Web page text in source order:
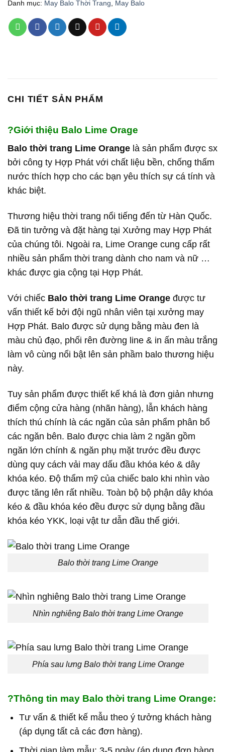
Danh mục: May Balo Thời Trang May Balo
CHI TIẾT SẢN PHẨM
?Giới thiệu Balo Lime Orage
Balo thời trang Lime Orange là sản phẩm được sx
bởi công ty Hợp Phát với chất liệu bền, chống thấm
nước thích hợp cho các bạn yêu thích sự cá tính và
khác biệt.
Thương hiệu thời trang nổi tiếng đến từ Hàn Quốc.
Đã tin tưởng và đặt hàng tại Xưởng may Hợp Phát
của chúng tôi. Ngoài ra, Lime Orange cung cấp rất
nhiều sản phẩm thời trang dành cho nam và nữ …
khác được gia cộng tại Hợp Phát.
Với chiếc Balo thời trang Lime Orange được tư
vấn thiết kế bởi đội ngũ nhân viên tại xưởng may
Hợp Phát. Balo được sử dụng bằng màu đen là
màu chủ đạo, phối rên đường line & in ấn màu trắng
làm vô cùng nổi bật lên sản phầm balo thương hiệu
này.
Tuy sản phẩm được thiết kế khá là đơn giản nhưng
điểm cộng cửa hàng (nhãn hàng), lẫn khách hàng
thích thú chính là các ngăn của sản phẩm phân bổ
các ngăn bên. Balo được chia làm 2 ngăn gồm
ngăn lớn chính & ngăn phụ mặt trước đều được
dùng quy cách vải may dấu đầu khóa kéo & dây
khóa kéo. Độ thẩm mỹ của chiếc balo khi nhìn vào
được tăng lên rất nhiều. Toàn bộ bộ phận dây khóa
kéo & đầu khóa kéo đều được sử dụng bằng đầu
khóa kéo YKK, loại vật tư dẫn đầu thế giới.
Balo thời trang Lime Orange
Nhìn nghiêng Balo thời trang Lime Orange
Phía sau lưng Balo thời trang Lime Orange
?Thông tin may Balo thời trang Lime Orange:
Tư vấn & thiết kế mẫu theo ý tưởng khách hàng
(áp dụng tất cả các đơn hàng).